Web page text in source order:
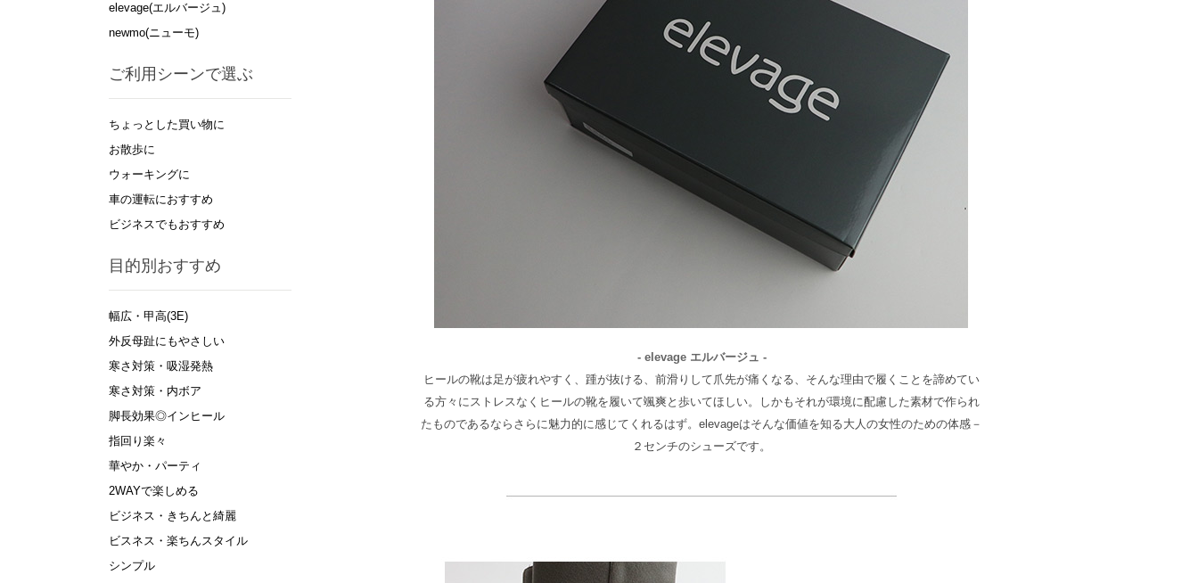
elevage(エルバージュ)
newmo(ニューモ)
ご利用シーンで選ぶ
ちょっとした買い物に
お散歩に
ウォーキングに
車の運転におすすめ
ビジネスでもおすすめ
目的別おすすめ
幅広・甲高(3E)
外反母趾にもやさしい
寒さ対策・吸湿発熱
寒さ対策・内ボア
脚長効果◎インヒール
指回り楽々
華やか・パーティ
2WAYで楽しめる
ビジネス・きちんと綺麗
ビスネス・楽ちんスタイル
シンプル
- elevage エルバージュ -
ヒールの靴は足が疲れやすく、踵が抜ける、前滑りして爪先が痛くなる、そんな理由で履くことを諦めてい
る方々にストレスなくヒールの靴を履いて颯爽と歩いてほしい。しかもそれが環境に配慮した素材で作られ
たものであるならさらに魅力的に感じてくれるはず。elevageはそんな価値を知る大人の女性のための体感－
２センチのシューズです。